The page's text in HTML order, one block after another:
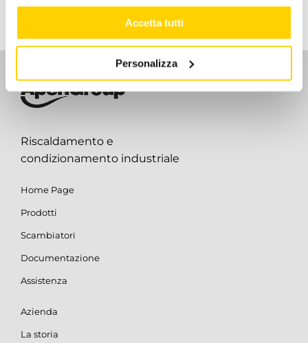
Accetta tutti
Personalizza
Riscaldamento e
condizionamento industriale
Home Page
Prodotti
Scambiatori
Documentazione
Assistenza
Azienda
La storia